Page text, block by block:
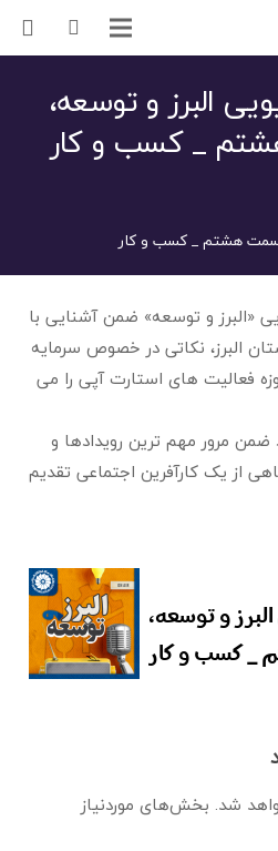
البرز و توسعه،
_ کسب و کار
قسمت هشتم _ کسب و کار
«البرز و توسعه» ضمن آشنایی با
البرز، نکاتی در خصوص سرمایه
فعالیت های استارت آپی را می
ضمن مرور مهم ترین رویدادها و
از یک کارآفرین اجتماعی تقدیم
شد. بخش‌های موردنیاز